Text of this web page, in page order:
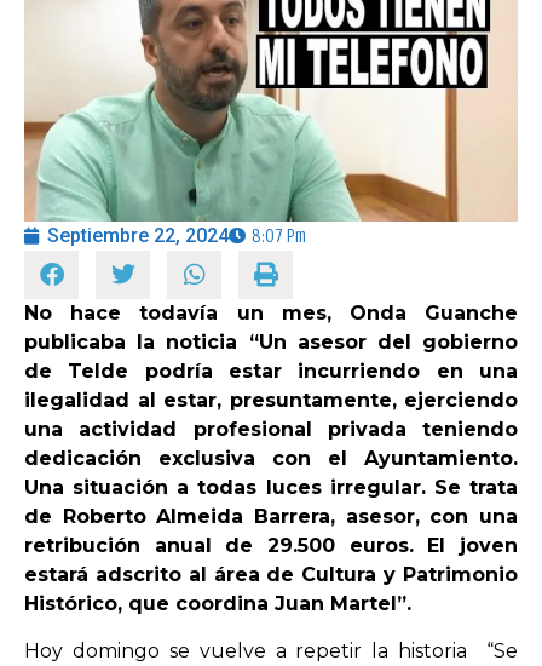
5ª COLUMNA
CARTAS DEL DIRECTOR
ENTREVISTAS
OPINIÓN
PROGRAMAS
Septiembre 22, 2024 8:07 Pm
No hace todavía un mes, Onda Guanche
publicaba la noticia “Un asesor del gobierno
de Telde podría estar incurriendo en una
ilegalidad al estar, presuntamente, ejerciendo
una actividad profesional privada teniendo
dedicación exclusiva con el Ayuntamiento.
Una situación a todas luces irregular. Se trata
de Roberto Almeida Barrera, asesor, con una
retribución anual de 29.500 euros. El joven
estará adscrito al área de Cultura y Patrimonio
Histórico, que coordina Juan Martel”.
Hoy domingo se vuelve a repetir la historia “Se